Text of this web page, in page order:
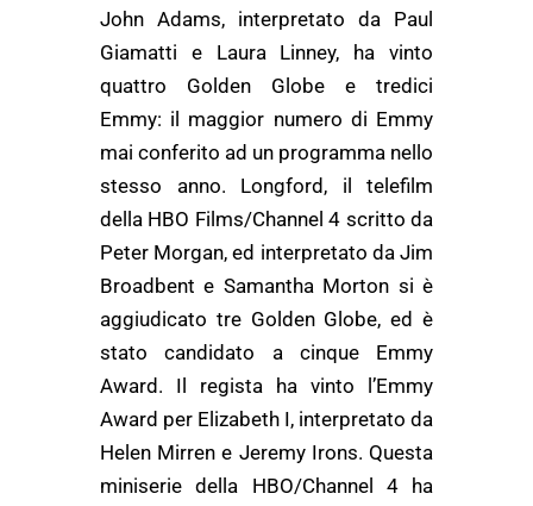
John Adams, interpretato da Paul
Giamatti e Laura Linney, ha vinto
quattro Golden Globe e tredici
Emmy: il maggior numero di Emmy
mai conferito ad un programma nello
stesso anno. Longford, il telefilm
della HBO Films/Channel 4 scritto da
Peter Morgan, ed interpretato da Jim
Broadbent e Samantha Morton si è
aggiudicato tre Golden Globe, ed è
stato candidato a cinque Emmy
Award. Il regista ha vinto l’Emmy
Award per Elizabeth I, interpretato da
Helen Mirren e Jeremy Irons. Questa
miniserie della HBO/Channel 4 ha